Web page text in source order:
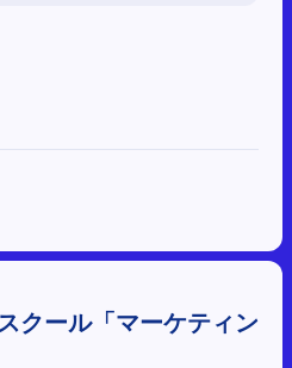
クール「マーケティン